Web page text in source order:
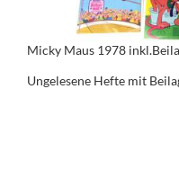
Micky Maus 1978
Ungelesene Hefte mit